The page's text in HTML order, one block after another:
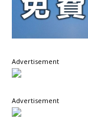
Advertisement
Advertisement